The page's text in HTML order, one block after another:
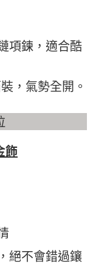
項鍊，適合酷
，氣勢全開。
飾
絕不會錯過鑲